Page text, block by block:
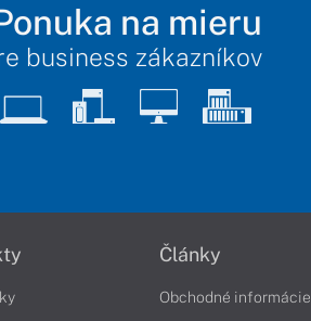
na mieru
business zákazníkov
Články
Obchodné informácie